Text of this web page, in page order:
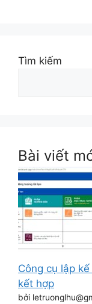
Tìm kiếm
Bài viết
Công cụ lập
kết hợp
bởi